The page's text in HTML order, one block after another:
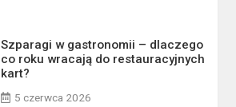
Szparagi w gastronomii – dlaczego
co roku wracają do restauracyjnych
kart?
5 czerwca 2026